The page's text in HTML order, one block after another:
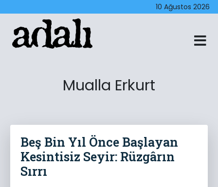
10 Ağustos 2026
Mualla Erkurt
Beş Bin Yıl Önce Başlayan
Kesintisiz Seyir: Rüzgârın
Sırrı